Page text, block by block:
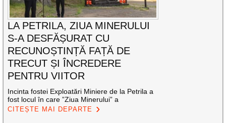
LA PETRILA, ZIUA MINERULUI
S-A DESFĂȘURAT CU
RECUNOȘTINȚĂ FAȚĂ DE
TRECUT ȘI ÎNCREDERE
PENTRU VIITOR
Incinta fostei Exploatări Miniere de la Petrila a
fost locul în care ”Ziua Minerului” a
CITEȘTE MAI DEPARTE